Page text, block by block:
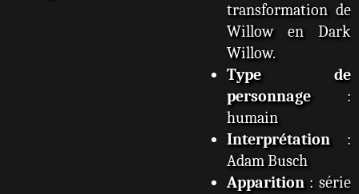
transformation de
Willow en Dark
Willow.
Type de
personnage:
humain
Interprétation:
Adam Busch
Apparition: série